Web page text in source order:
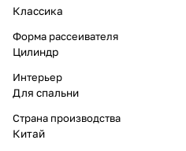
Классика
Форма рассеивателя
Цилиндр
Интерьер
Для спальни
Страна производства
Китай